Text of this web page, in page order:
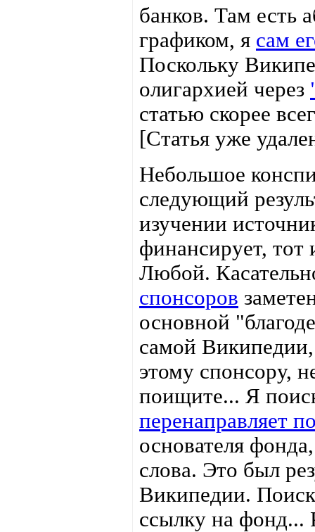
банков. Там есть
графиком, я сам
Поскольку
олигархией через
статью скорее
[Статья уже
Небольшое
следующий
изучении
финансирует, тот
Любой.
спонсоров
основной
самой
этому спонсору,
поищите... Я
перенаправляет
основателя
слова. Это был
Википедии. Поиск
ссылку на фонд...